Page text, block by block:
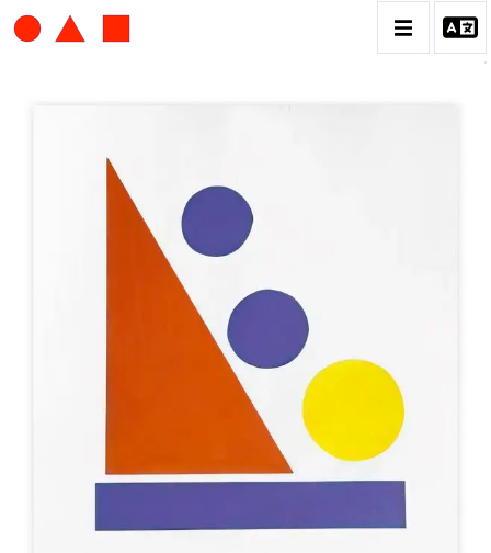
ALBERT CHUBAC
BIOGRAPHIE
CATALOGUE DES OEUVRES
CONTACT